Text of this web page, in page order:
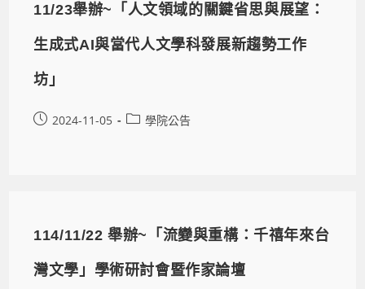
11/23舉辦~「人文領域的關鍵省思與展望：
生成式AI與當代人文學科發展新趨勢工作
坊」
2024-11-05 學院公告
114/11/22 舉辦~「流變與重構：千禧年來台
灣文學」學術研討會暨作家論壇